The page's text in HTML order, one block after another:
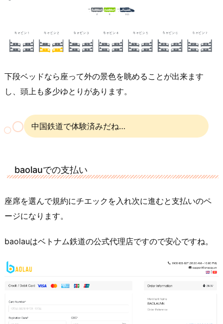
下段ベッドなら座って外の景色を眺めることが出来ます
し、頭上も多少ゆとりがあります。
中国鉄道で体験済みだね…
baolauでの支払い
座席を選んで規約にチエックを入れ次に進むと支払いのペ
ージになります。
baolauはベトナム鉄道の公式代理店ですので安心ですね。